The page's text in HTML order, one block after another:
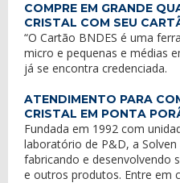
COMPRE EM GRANDE
CRISTAL COM SEU
“O Cartão BNDES é uma
micro e pequenas e médias
já se encontra credenciada.
ATENDIMENTO PARA
CRISTAL EM PONTA
Fundada em 1992 com
laboratório de P&D, a
fabricando e desenvolvendo
e outros produtos. Entre em